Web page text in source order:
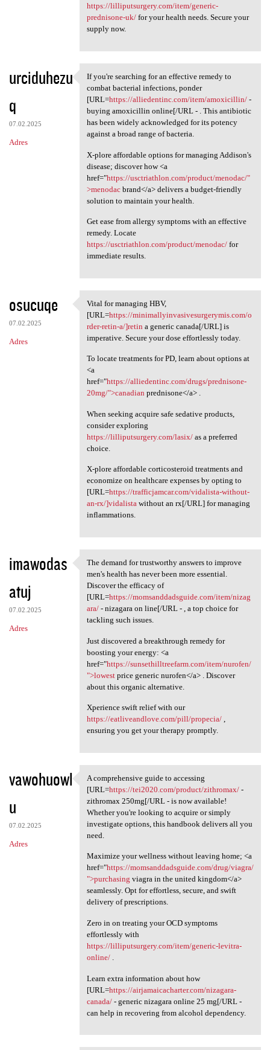
https://lilliputsurgery.com/item/generic-
prednisone-uk/for your health needs. Secure your
supply now.
urciduhezu
q
07.02.2025
Adres
If you're searching for an
If you're searching for an effective remedy to
combat bacterial infections, ponder
[URL=https://alliedentinc.com/item/amoxicillin/-
buying amoxicillin online[/URL - . This antibiotic
has been widely acknowledged for its potency
against a broad range of bacteria.
X-plore affordable options for managing Addison's
disease; discover how <a
href="https://usctriathlon.com/product/menodac/"
>menodacbrand</a> delivers a budget-friendly
solution to maintain your health.
Get ease from allergy symptoms with an effective
remedy. Locate
https://usctriathlon.com/product/menodac/for
immediate results.
osucuqe
07.02.2025
Adres
Vital for managing HBV, [URL
Vital for managing HBV,
[URL=https://minimallyinvasivesurgerymis.com/o
rder-retin-a/]retin a generic canada[/URL] is
imperative. Secure your dose effortlessly today.
To locate treatments for PD, learn about options at
<a
href="https://alliedentinc.com/drugs/prednisone-
20mg/">canadian prednisone</a> .
When seeking acquire safe sedative products,
consider exploring
https://lilliputsurgery.com/lasix/as a preferred
choice.
X-plore affordable corticosteroid treatments and
economize on healthcare expenses by opting to
[URL=https://trafficjamcar.com/vidalista-without-
an-rx/]vidalistawithout an rx[/URL] for managing
inflammations.
imawodas
atuj
07.02.2025
Adres
The demand for trustworthy
The demand for trustworthy answers to improve
men's health has never been more essential.
Discover the efficacy of
[URL=https://momsanddadsguide.com/item/nizag
ara/- nizagara on line[/URL - , a top choice for
tackling such issues.
Just discovered a breakthrough remedy for
boosting your energy: <a
href="https://sunsethilltreefarm.com/item/nurofen/
">lowestprice generic nurofen</a> . Discover
about this organic alternative.
Xperience swift relief with our
https://eatliveandlove.com/pill/propecia/,
ensuring you get your therapy promptly.
vawohuowl
u
07.02.2025
Adres
A comprehensive guide to
A comprehensive guide to accessing
[URL=https://tei2020.com/product/zithromax/-
zithromax 250mg[/URL - is now available!
Whether you're looking to acquire or simply
investigate options, this handbook delivers all you
need.
Maximize your wellness without leaving home; <a
href="https://momsanddadsguide.com/drug/viagra/
">purchasing viagra in the united kingdom</a>
seamlessly. Opt for effortless, secure, and swift
delivery of prescriptions.
Zero in on treating your OCD symptoms
effortlessly with
https://lilliputsurgery.com/item/generic-levitra-
online/.
Learn extra information about how
[URL=https://airjamaicacharter.com/nizagara-
canada/- generic nizagara online 25 mg[/URL -
can help in recovering from alcohol dependency.